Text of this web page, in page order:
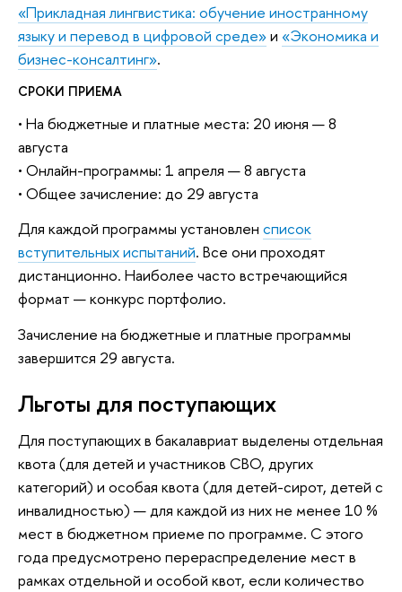
«Прикладная лингвистика: обучение иностранному
языку и перевод в цифровой среде»и «Экономика и
бизнес-консалтинг».
СРОКИ ПРИЕМА
• На бюджетные и платные места: 20 июня — 8
августа
• Онлайн-программы: 1 апреля — 8 августа
• Общее зачисление: до 29 августа
Для каждой программы установлен список
вступительных испытаний. Все они проходят
дистанционно. Наиболее часто встречающийся
формат — конкурс портфолио.
Зачисление на бюджетные и платные программы
завершится 29 августа.
Льготы для поступающих
Для поступающих в бакалавриат выделены отдельная
квота (для детей и участников СВО, других
категорий) и особая квота (для детей-сирот, детей с
инвалидностью) — для каждой из них не менее 10 %
мест в бюджетном приеме по программе. С этого
года предусмотрено перераспределение мест в
рамках отдельной и особой квот, если количество